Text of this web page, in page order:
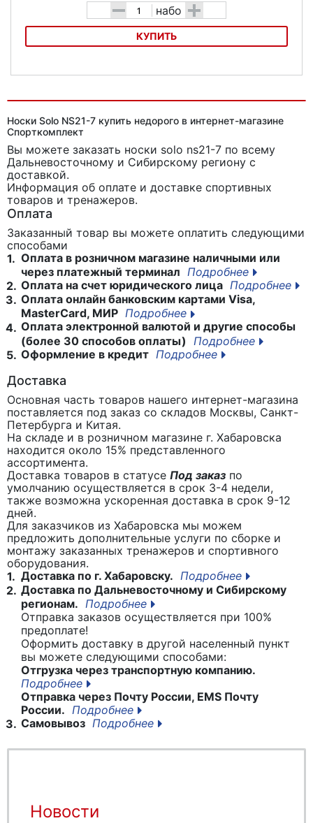
- набо +
КУПИТЬ
Носки Solo NS21-7 купить недорого в интернет-магазине
Спорткомплект
Вы можете заказать носки solo ns21-7 по всему
Дальневосточному и Сибирскому региону с
доставкой.
Информация об оплате и доставке спортивных
товаров и тренажеров.
Оплата
Заказанный товар вы можете оплатить следующими
способами
1. Оплата в розничном магазине наличными или
через платежный терминал Подробнее
2. Оплата на счет юридического лица Подробнее
3. Оплата онлайн банковским картами Visa,
MasterCard, МИР Подробнее
4. Оплата электронной валютой и другие способы
(более 30 способов оплаты)
Подробнее
5. Оформление в кредит Подробнее
Доставка
Основная часть товаров нашего интернет-магазина
поставляется под заказ со складов Москвы, Санкт-
Петербурга и Китая.
На складе и в розничном магазине г. Хабаровска
находится около 15% представленного
ассортимента.
Доставка товаров в статусе Под заказ по
умолчанию осуществляется в срок 3-4 недели,
также возможна ускоренная доставка в срок 9-12
дней.
Для заказчиков из Хабаровска мы можем
предложить дополнительные услуги по сборке и
монтажу заказанных тренажеров и спортивного
оборудования.
1. Доставка по г. Хабаровску. Подробнее
2. Доставка по Дальневосточному и Сибирскому
регионам. Подробнее
Отправка заказов осуществляется при 100%
предоплате!
Оформить доставку в другой населенный пункт
вы можете следующими способами:
Отгрузка через транспортную компанию.
Подробнее
Отправка через Почту России, EMS Почту
России. Подробнее
3. Самовывоз Подробнее
Новости